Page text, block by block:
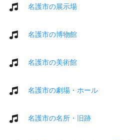
名護市の展示場
名護市の博物館
名護市の美術館
名護市の劇場・ホール
名護市の名所・旧跡